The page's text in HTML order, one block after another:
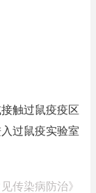
触过鼠疫疫区
过鼠疫实验室
见传染病防治》